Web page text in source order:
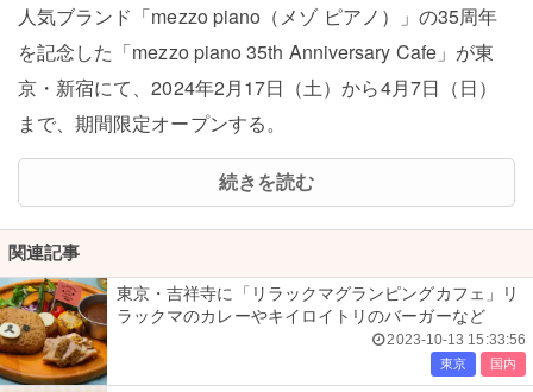
人気ブランド「mezzo piano（メゾ ピアノ）」の35周年
を記念した「mezzo piano 35th Anniversary Cafe」が東
京・新宿にて、2024年2月17日（土）から4月7日（日）
まで、期間限定オープンする。
続きを読む
関連記事
東京・吉祥寺に「リラックマグランピングカフェ」リ
ラックマのカレーやキイロイトリのバーガーなど
2023-10-13 15:33:56
東京 国内